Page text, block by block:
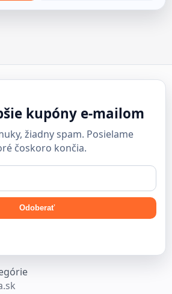
kupóny e-mailom
žiadny spam. Posielame
čoskoro končia.
Odoberať